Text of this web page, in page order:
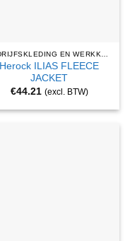
Herock ILIAS FLEECE
JACKET
€44.21 (excl. BTW)